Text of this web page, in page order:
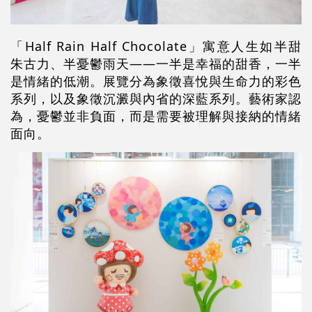
「 Half Rain Half Chocolate 」寓意人生如半甜
朱古力、半憂鬱雨天——一半是幸福的甜香，一半
是情緒的低潮。展覽分為象徵喜悅與生命力的彩色
系列，以及象徵沉澱與內省的深藍系列。藝術家認
為，憂鬱並非負面，而是需要被理解與接納的情緒
面向 。